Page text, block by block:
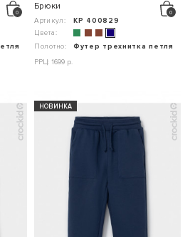
Брюки
Артикул:
КР 400829
Цвета:
Полотно:
Футер трехнитка петля
РРЦ: 1699 р.
НОВИНКА